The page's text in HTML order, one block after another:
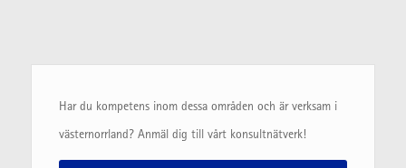
Har du kompetens inom dessa områden och är verksam i
västernorrland? Anmäl dig till vårt konsultnätverk!